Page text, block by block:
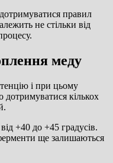
правил
не стільки від
меду
і при цьому
дотримуватися кількох
+40 до +45 градусів.
ще залишаються